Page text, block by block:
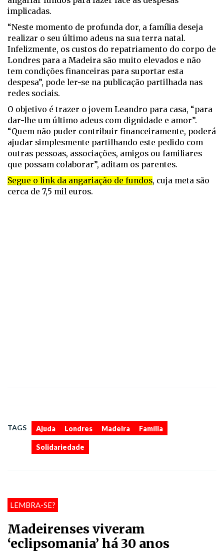
implicadas.
“Neste momento de profunda dor, a família deseja
realizar o seu último adeus na sua terra natal.
Infelizmente, os custos do repatriamento do corpo de
Londres para a Madeira são muito elevados e não
tem condições financeiras para suportar esta
despesa”, pode ler-se na publicação partilhada nas
redes sociais.
O objetivo é trazer o jovem Leandro para casa, “para
dar-lhe um último adeus com dignidade e amor”.
“Quem não puder contribuir financeiramente, poderá
ajudar simplesmente partilhando este pedido com
outras pessoas, associações, amigos ou familiares
que possam colaborar”, aditam os parentes.
Segue o link da angariação de fundos, cuja meta são
cerca de 7,5 mil euros.
TAGS Ajuda Londres Madeira Família
Solidariedade
LEMBRA-SE?
Madeirenses viveram
‘eclipsomania’ há 30 anos